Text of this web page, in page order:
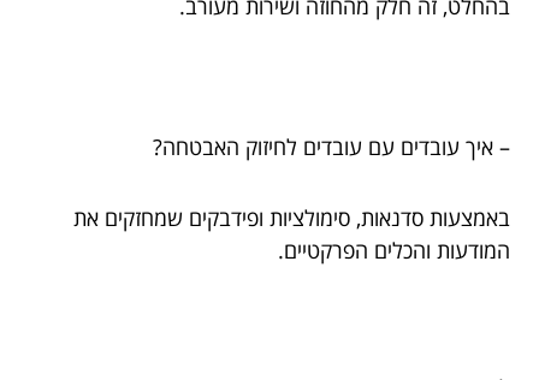
בהחלט, זה חלק מהחוזה ושירות מעורב.
– איך עובדים עם עובדים לחיזוק האבטחה?
באמצעות סדנאות, סימולציות ופידבקים שמחזקים את
המודעות והכלים הפרקטיים.